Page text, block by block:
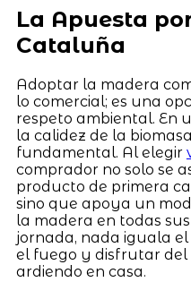
La Apuesta
Cataluña
Adoptar la madera
lo comercial; es una
respeto ambiental. En
la calidez de la
fundamental. Al elegir
comprador no solo se
producto de primera
sino que apoya un
la madera en todas
jornada, nada iguala
el fuego y disfrutar del
ardiendo en casa.